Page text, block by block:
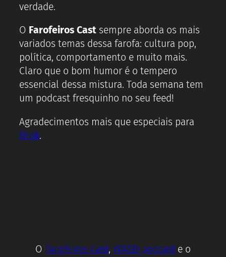
verdade.
O Farofeiros Castsempre aborda os mais
variados temas dessa farofa: cultura pop,
política, comportamento e muito mais.
Claro que o bom humor é o tempero
essencial dessa mistura. Toda semana tem
um podcast fresquinho no seu feed!
Agradecimentos mais que especiais para
Firak.
O Farofeiros Cast, WASD podcaste o